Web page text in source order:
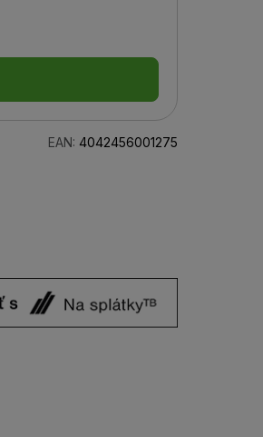
EAN: 4042456001275